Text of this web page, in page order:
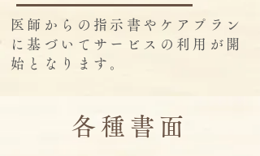
医師からの指示書やケアプラン
に基づいてサービスの利用が開
始となります。
各種書面